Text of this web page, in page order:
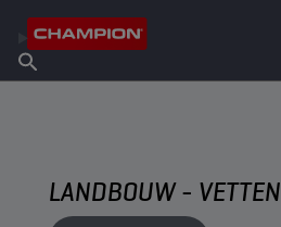
Over Champion
Vind een verkooppunt
LANDBOUW - VETTEN